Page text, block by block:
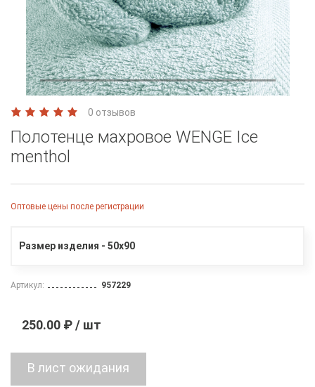
0 отзывов
Полотенце махровое WENGE Ice
menthol
Оптовые цены после регистрации
Размер изделия - 50х90
Артикул: 957229
250.00 ₽ / шт